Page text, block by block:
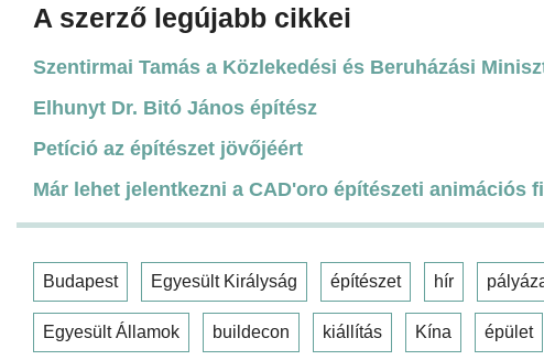
A szerző legújabb cikkei
Szentirmai Tamás a Közlekedési és Beruházási
Elhunyt Dr. Bitó János építész
Petíció az építészet jövőjéért
Már lehet jelentkezni a CAD'oro építészeti animációs
Budapest Egyesült Királyság építészet hír
Egyesült Államok buildecon kiállítás Kína épület